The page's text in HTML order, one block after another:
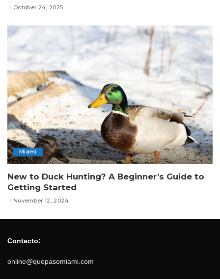
October 24, 2025
Miami
New to Duck Hunting? A Beginner’s Guide to
Getting Started
November 12, 2024
Contacto:
online@quepasomiami.com